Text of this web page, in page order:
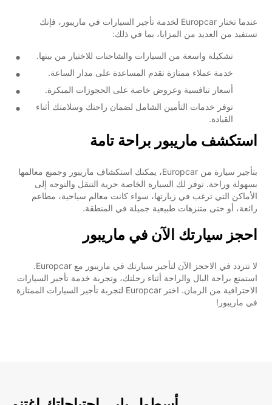
عندما تختار Europcar لخدمة تأجير السيارات في ماريبور، فإنك
تستفيد من العديد من المزايا، بما في ذلك:
تشكيلة واسعة من السيارات والشاحنات للاختيار من بينها.
خدمة عملاء ممتازة تقدم المساعدة على مدار الساعة.
أسعار تنافسية وعروض خاصة على الحجوزات المبكرة.
توفر خدمات التأمين الشامل لضمان راحتك وسلامتك أثناء
القيادة.
استكشف ماريبور براحة تامة
بتأجير سيارة من Europcar، يمكنك استكشاف ماريبور وجميع معالمها
بسهولة وراحة. توفر لك السيارة الخاصة حرية التنقل والتوجه إلى
الأماكن التي ترغب في زيارتها، سواء كانت معالم سياحية، مطاعم
رائعة، أو حتى متنزهات طبيعية جميلة في المنطقة.
احجز سيارتك الآن في ماريبور
لا تتردد في الاحجز الآن لتأجير سيارتك في ماريبور مع Europcar.
استمتع براحة البال والراحة أثناء رحلتك، وتجربة خدمة تأجير السيارات
الاحترافية من الزمان. اختر Europcar لتجربة تأجير السيارات الممتازة
في ماريبور!